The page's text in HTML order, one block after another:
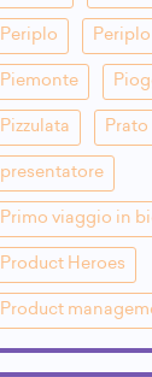
Periplo
Piemonte
Pizzulata Prato
presentatore
Primo viaggio in
Product Heroes
Product